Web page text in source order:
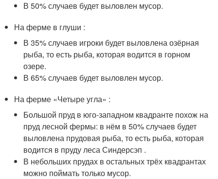
В 50% случаев будет выловлен мусор.
На ферме в глуши :
В 35% случаев игроки будет выловлена озёрная
рыба, то есть рыба, которая водится в горном
озере.
В 65% случаев будет выловлен мусор.
На ферме «Четыре угла» :
Большой пруд в юго-западном квадранте похож на
пруд лесной фермы: в нём в 50% случаев будет
выловлена прудовая рыба, то есть рыба, которая
водится в пруду леса Синдерсэп .
В небольших прудах в остальных трёх квадрантах
можно поймать только мусор.